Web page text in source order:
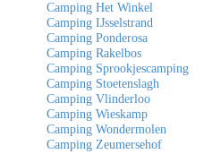
Camping Het Winkel
Camping IJsselstrand
Camping Ponderosa
Camping Rakelbos
Camping Sprookjescamping
Camping Stoetenslagh
Camping Vlinderloo
Camping Wieskamp
Camping Wondermolen
Camping Zeumersehof